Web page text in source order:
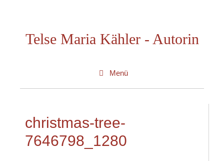
springenTelse Maria Kähler - Autorin
Menü
christmas-tree-
7646798_1280